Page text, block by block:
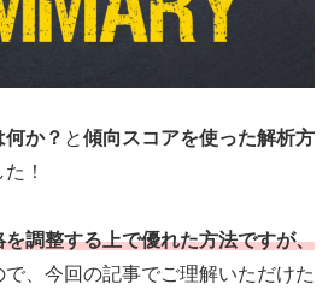
か？ と傾向スコアを使った解析方
！
を調整する上で優れた方法ですが、
で、今回の記事でご理解いただけた